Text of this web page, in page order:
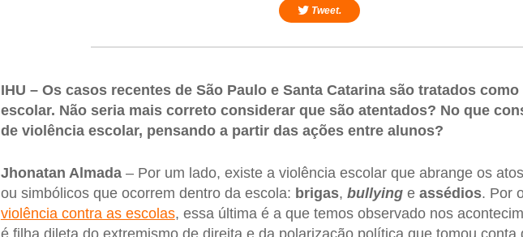
Tweet.
IHU – Os casos recentes de São Paulo e Santa Catarina são tratados
escolar. Não seria mais correto considerar que são atentados? No que
de violência escolar, pensando a partir das ações entre alunos?
Jhonatan Almada– Por um lado, existe a violência escolar que abrange os
ou simbólicos que ocorrem dentro da escola: brigas, bullyinge assédios. Por
violência contra as escolas, essa última é a que temos observado nos
é filha dileta do extremismo de direita e da polarização política que tomou conta